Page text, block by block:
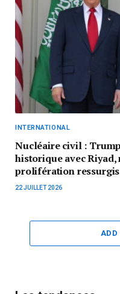
INTERNATIONAL
Nucléaire civil :
historique avec Riyad,
prolifération
22 JUILLET 2026
ADD